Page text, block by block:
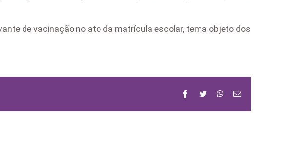
de vacinação no ato da matrícula escolar, tema objeto dos
Facebook
Twitter WhatsApp
Email